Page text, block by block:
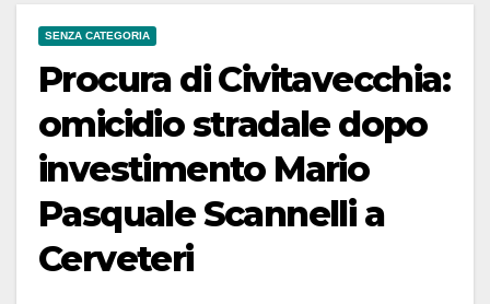
SENZA CATEGORIA
Procura di Civitavecchia:
omicidio stradale dopo
investimento Mario
Pasquale Scannelli a
Cerveteri